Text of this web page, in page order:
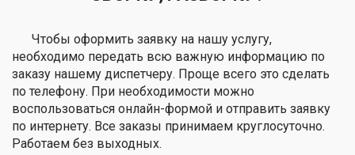
Чтобы оформить заявку на нашу услугу,
необходимо передать всю важную информацию по
заказу нашему диспетчеру. Проще всего это сделать
по телефону. При необходимости можно
воспользоваться онлайн-формой и отправить заявку
по интернету. Все заказы принимаем круглосуточно.
Работаем без выходных.